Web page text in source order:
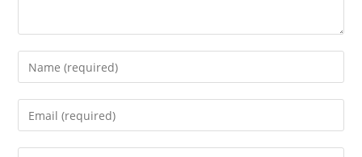
Enter
your
name
Enter
your
email